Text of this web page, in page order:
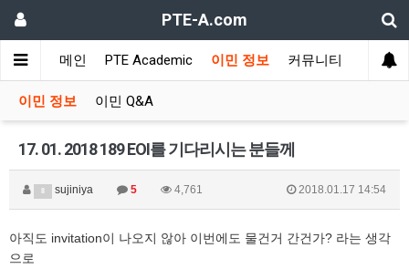
PTE-A.com
메인 PTE Academic 이민 정보 커뮤니티
이민 정보 이민 Q&A
17. 01. 2018 189 EOI를 기다리시는 분들께
sujiniya 5 4,761 2018.01.17 14:54
아직도 invitation이 나오지 않아 이번에도 물건거 간건가? 라는 생각
으로